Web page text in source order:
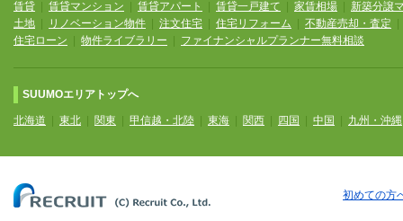
賃貸 賃貸マンション 賃貸アパート 賃貸一戸建て 家賃相場
新築分譲
土地
リノベーション物件 注文住宅 住宅リフォーム 不動産売却・査定
住宅ローン
物件ライブラリー ファイナンシャルプランナー無料相談
SUUMOエリアトップへ
北海道 東北 関東 甲信越・北陸 東海 関西 四国 中国 九州・沖縄
初めての方